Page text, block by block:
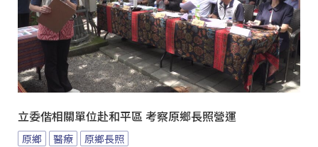
立委偕相關單位赴和平區 考察原鄉長照營運
原鄉 醫療 原鄉長照